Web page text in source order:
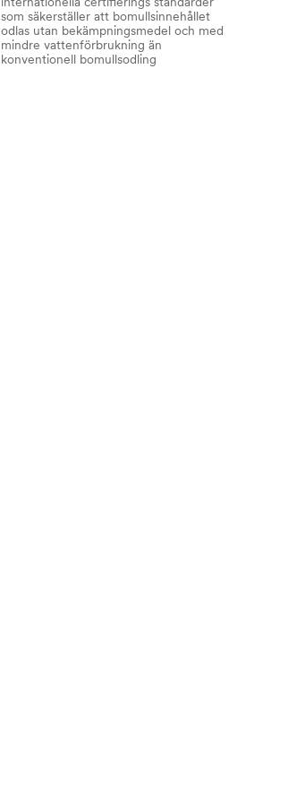
som säkerställer att bomullsinnehållet
odlas utan bekämpningsmedel och med
mindre vattenförbrukning än
konventionell bomullsodling